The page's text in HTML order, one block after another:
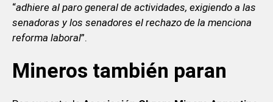
“adhiere al paro general de actividades, exigiendo a las
senadoras y los senadores el rechazo de la menciona
reforma laboral”.
Mineros también paran